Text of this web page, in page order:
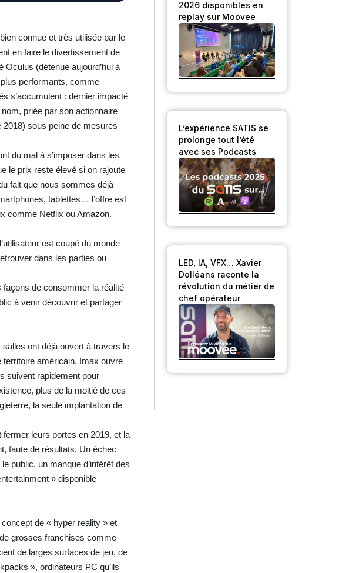
connue et très utilisée par le
en faire le divertissement de
(détenue aujourd’hui à
performants, comme
s’accumulent : dernier impacté
priée par son actionnaire
sous peine de mesures
du mal à s’imposer dans les
le prix reste élevé si on rajoute
fait que nous sommes déjà
tablettes… l’offre est
comme Netflix ou Amazon.
est coupé du monde
dans les parties ou
de consommer la réalité
à venir découvrir et partager
ont déjà ouvert à travers le
territoire américain, Imax ouvre
suivent rapidement pour
plus de la moitié de ces
la seule implantation de
leurs portes en 2019, et la
faute de résultats. Un échec
public, un manque d’intérêt des
» disponible
de « hyper reality » et
grosses franchises comme
de larges surfaces de jeu, de
», ordinateurs PC qu’ils
2026 disponibles en
replay sur Moovee
L’expérience SATIS se
prolonge tout l’été
avec ses Podcasts
LED, IA, VFX… Xavier
Dolléans raconte la
révolution du métier de
chef opérateur